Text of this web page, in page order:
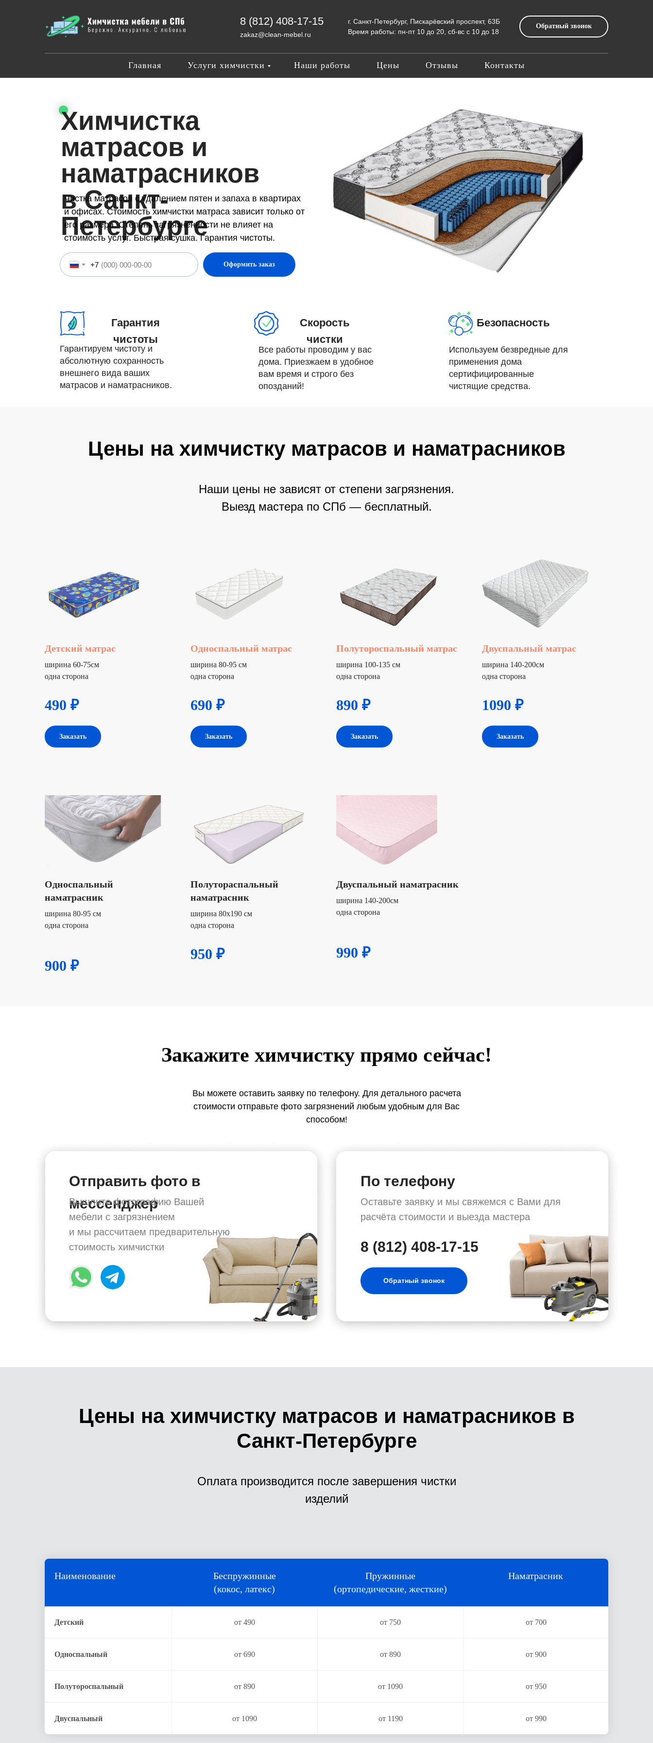
8 (812) 408-17-15
zakaz@clean-mebel.ru
г. Санкт-Петербург, Пискарёвский проспект, 63Б
Время работы: пн-пт 10 до 20, сб-вс с 10 до 18
Обратный звонок
Главная Услуги химчистки Наши работы Цены Отзывы Контакты
Химчистка
матрасов и
наматрасников
в Санкт-
Петербурге
Чистка матрасов с удалением пятен и запаха в квартирах
и офисах. Стоимость химчистки матраса зависит только от
его размера. Степень загрязненности не влияет на
стоимость услуг. Быстрая сушка. Гарантия чистоты.
+7 Оформить заказ
Гарантируем чистоту и
абсолютную сохранность
внешнего вида ваших
матрасов и наматрасников.
Гарантия
чистоты
Все работы проводим у вас
дома. Приезжаем в удобное
вам время и строго без
опозданий!
Скорость
чистки
Используем безвредные для
применения дома
сертифицированные
чистящие средства.
Безопасность
Цены на химчистку матрасов и наматрасников
Наши цены не зависят от степени загрязнения.
Выезд мастера по СПб — бесплатный.
Детский матрас
ширина 60-75см
одна сторона
490 ₽
Заказать
Односпальный матрас
ширина 80-95 см
одна сторона
690 ₽
Заказать
Полутороспальный матрас
ширина 100-135 см
одна сторона
890 ₽
Заказать
Двуспальный матрас
ширина 140-200см
одна сторона
1090 ₽
Заказать
Односпальный
наматрасник
ширина 80-95 см
одна сторона
900 ₽
Полутораспальный
наматрасник
ширина 80х190 см
одна сторона
950 ₽
Двуспальный наматрасник
ширина 140-200см
одна сторона
990 ₽
Закажите химчистку прямо сейчас!
Вы можете оставить заявку по телефону. Для детального расчета
стоимости отправьте фото загрязнений любым удобным для Вас
способом!
Отправить фото в
мессенджер
По телефону
Вышлите фотографию Вашей
мебели с загрязнением
и мы рассчитаем предварительную
стоимость химчистки
Оставьте заявку и мы свяжемся с Вами для
расчёта стоимости и выезда мастера
Обратный звонок
8 (812) 408-17-15
Цены на химчистку матрасов и наматрасников в
Санкт-Петербурге
Оплата производится после завершения чистки
изделий
Наименование
Беспружинные
(кокос, латекс)
Пружинные
(ортопедические, жесткие)
Наматрасник
Детский от 490 от 750 от 700
Односпальный от 690 от 890 от 900
Полутороспальный от 890 от 1090 от 950
Двуспальный от 1090 от 1190 от 990